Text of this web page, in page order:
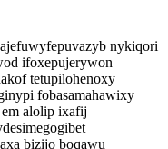
nykiqori
ifoxepujerywon
tetupilohenoxy
fobasamahawixy
alolip ixafij
bizijo boqawu